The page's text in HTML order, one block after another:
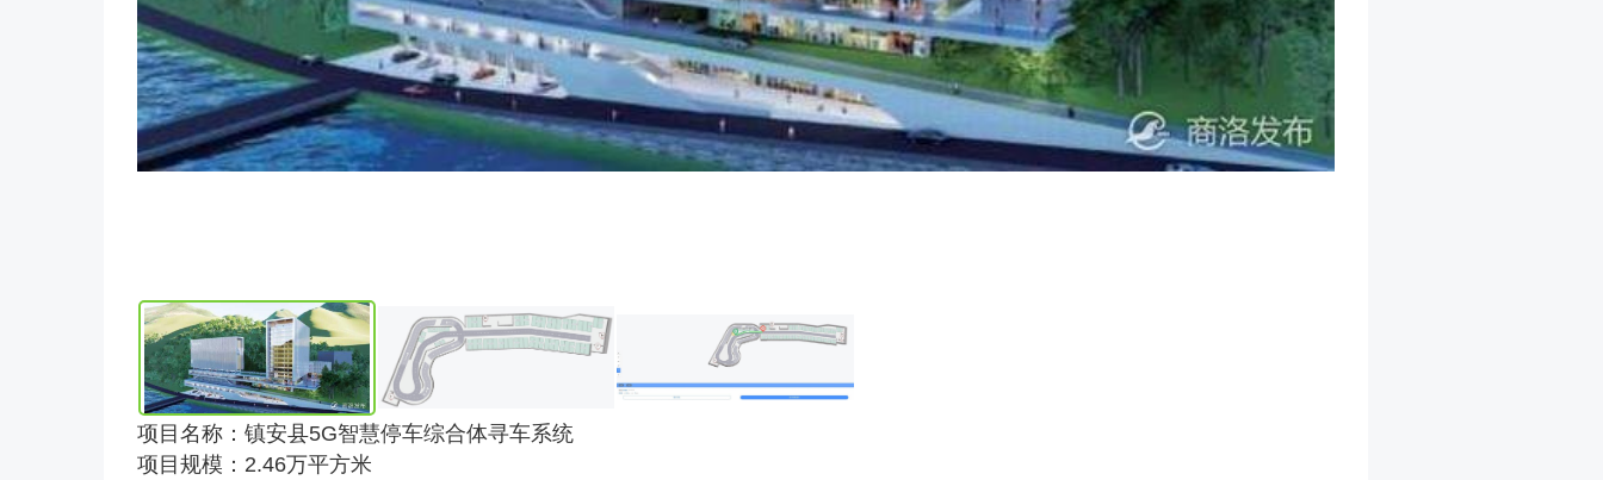
项目名称：镇安县5G智慧停车综合体寻车系统
项目规模：2.46万平方米